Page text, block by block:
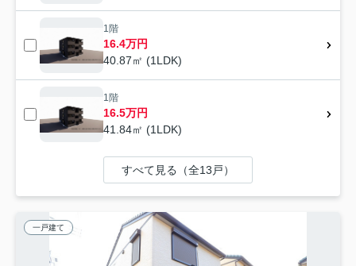
1階
16.4万円
40.87㎡ (1LDK)
1階
16.5万円
41.84㎡ (1LDK)
すべて見る（全13戸）
一戸建て